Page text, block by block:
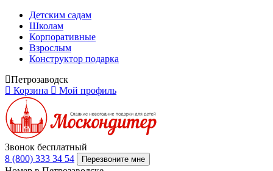
Детским садам
Школам
Корпоративные
Взрослым
Конструктор подарка
Петрозаводск
Корзина
Мой профиль
Звонок бесплатный
8 (800) 333 34 54
Перезвоните мне